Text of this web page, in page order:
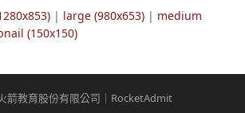
| large (980x653) | medium
(150x150)
箭教育股份有限公司｜RocketAdmit